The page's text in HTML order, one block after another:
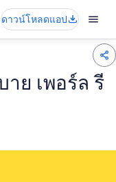
ดาวน์โหลดแอป
าย เพอร์ล รี